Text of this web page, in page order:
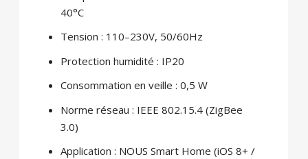
40°C
Tension : 110–230V, 50/60Hz
Protection humidité : IP20
Consommation en veille : 0,5 W
Norme réseau : IEEE 802.15.4 (ZigBee
3.0)
Application : NOUS Smart Home (iOS 8+ /